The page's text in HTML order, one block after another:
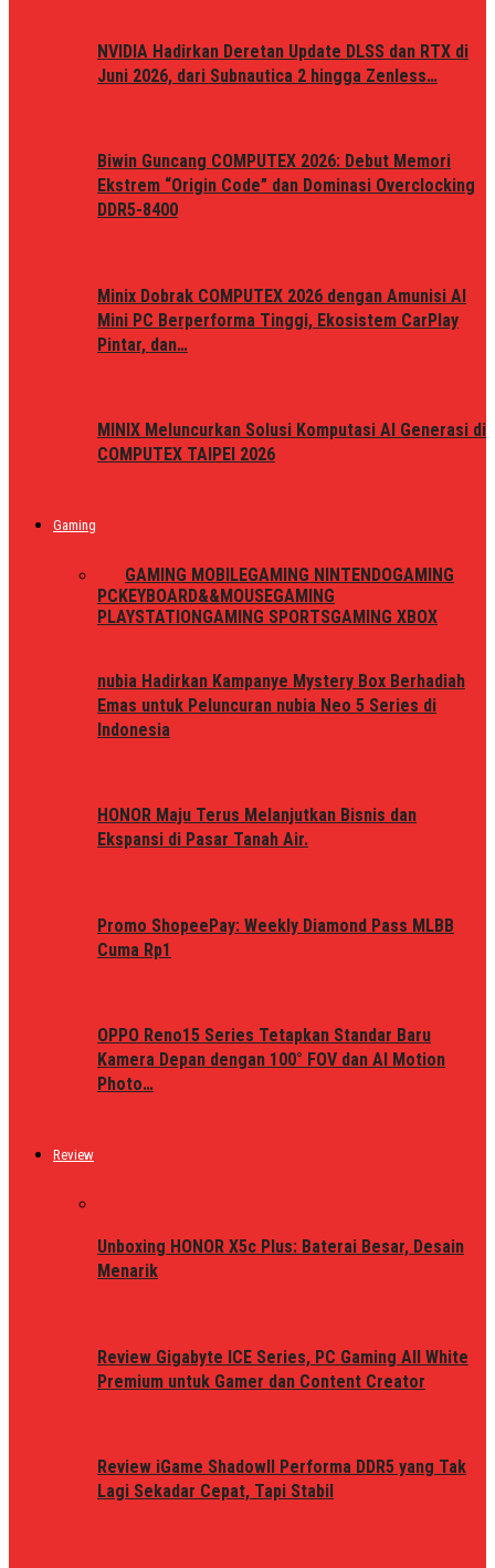
NVIDIA Hadirkan Deretan Update DLSS dan RTX di
Juni 2026, dari Subnautica 2 hingga Zenless…
Biwin Guncang COMPUTEX 2026: Debut Memori
Ekstrem “Origin Code” dan Dominasi Overclocking
DDR5-8400
Minix Dobrak COMPUTEX 2026 dengan Amunisi AI
Mini PC Berperforma Tinggi, Ekosistem CarPlay
Pintar, dan…
MINIX Meluncurkan Solusi Komputasi AI Generasi di
COMPUTEX TAIPEI 2026
Gaming
GAMING MOBILEGAMING NINTENDOGAMING
PCKEYBOARD&&MOUSEGAMING
PLAYSTATIONGAMING SPORTSGAMING XBOX
nubia Hadirkan Kampanye Mystery Box Berhadiah
Emas untuk Peluncuran nubia Neo 5 Series di
Indonesia
HONOR Maju Terus Melanjutkan Bisnis dan
Ekspansi di Pasar Tanah Air.
Promo ShopeePay: Weekly Diamond Pass MLBB
Cuma Rp1
OPPO Reno15 Series Tetapkan Standar Baru
Kamera Depan dengan 100° FOV dan AI Motion
Photo…
Review
Unboxing HONOR X5c Plus: Baterai Besar, Desain
Menarik
Review Gigabyte ICE Series, PC Gaming All White
Premium untuk Gamer dan Content Creator
Review iGame ShadowII Performa DDR5 yang Tak
Lagi Sekadar Cepat, Tapi Stabil